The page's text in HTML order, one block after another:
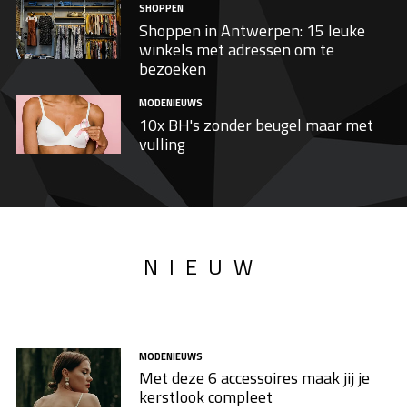
SHOPPEN
Shoppen in Antwerpen: 15 leuke
winkels met adressen om te
bezoeken
MODENIEUWS
10x BH's zonder beugel maar met
vulling
NIEUW
MODENIEUWS
Met deze 6 accessoires maak jij je
kerstlook compleet